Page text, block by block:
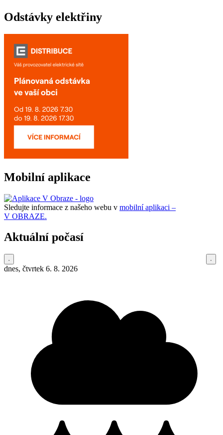
Odstávky elektřiny
Mobilní aplikace
Sledujte informace z našeho webu v mobilní aplikaci –
V OBRAZE.
Aktuální počasí
dnes, čtvrtek 6. 8. 2026